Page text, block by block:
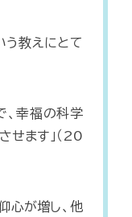
う教えにとて
、幸福の科学
せます」（20
心が増し、他